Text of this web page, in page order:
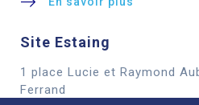
Site Estaing
1 place Lucie et Raymond
Ferrand